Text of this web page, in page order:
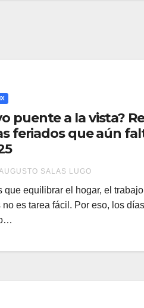
puente a la vista?
feriados que aún
SALAS LUGO
que equilibrar el hogar, el
es tarea fácil. Por eso, los